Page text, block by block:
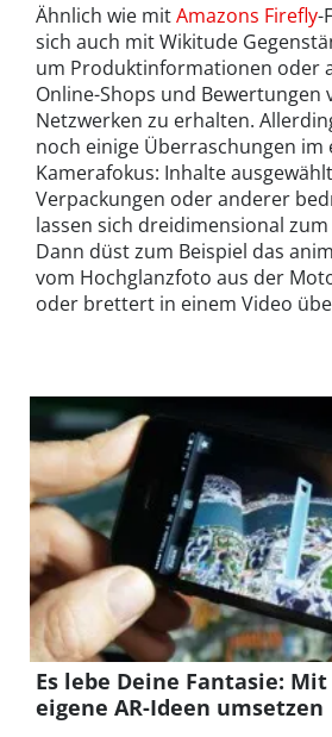
Ähnlich wie mitAmazons Firefly-
sich auch mit Wikitude
um Produktinformationen oder
Online-Shops und Bewertungen
Netzwerken zu erhalten.
noch einige Überraschungen im
Kamerafokus: Inhalte
Verpackungen oder anderer
lassen sich dreidimensional
Dann düst zum Beispiel das
vom Hochglanzfoto aus der
oder brettert in einem Video
Es lebe Deine Fantasie:
eigene AR-Ideen umsetzen